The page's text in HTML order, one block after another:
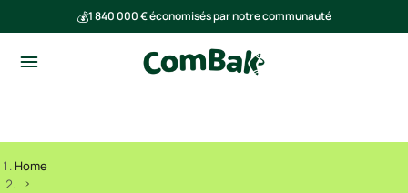
💰1 840 000 € économisés par notre communauté
Home